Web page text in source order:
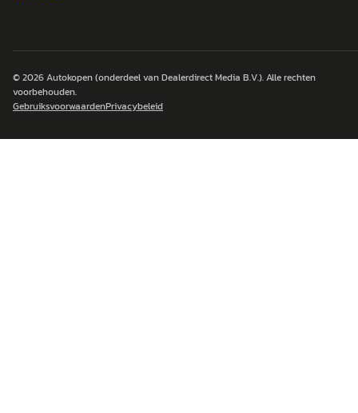
© 2026Autokopen(onderdeel van Dealerdirect Media B.V.). Alle rechten
voorbehouden.
GebruiksvoorwaardenPrivacybeleid